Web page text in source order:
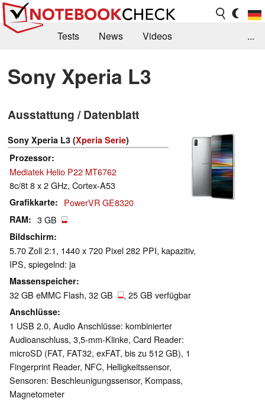
Tests News
Videos
Kaufberatung
Deals Suche
Forum
...
Sony Xperia L3
Ausstattung / Datenblatt
Sony Xperia L3 (Xperia Serie)
Prozessor
Mediatek Helio P22 MT6762
8c/8t 8 x 2 GHz, Cortex-A53
Grafikkarte PowerVR GE8320
RAM 3 GB
Bildschirm
5.70 Zoll 2:1, 1440 x 720 Pixel 282 PPI, kapazitiv,
IPS, spiegelnd: ja
Massenspeicher
32 GB eMMC Flash, 32 GB , 25 GB verfügbar
Anschlüsse
1 USB 2.0, Audio Anschlüsse: kombinierter
Audioanschluss, 3,5-mm-Klinke, Card Reader:
microSD (FAT, FAT32, exFAT, bis zu 512 GB), 1
Fingerprint Reader, NFC, Helligkeitssensor,
Sensoren: Beschleunigungssensor, Kompass,
Magnetometer